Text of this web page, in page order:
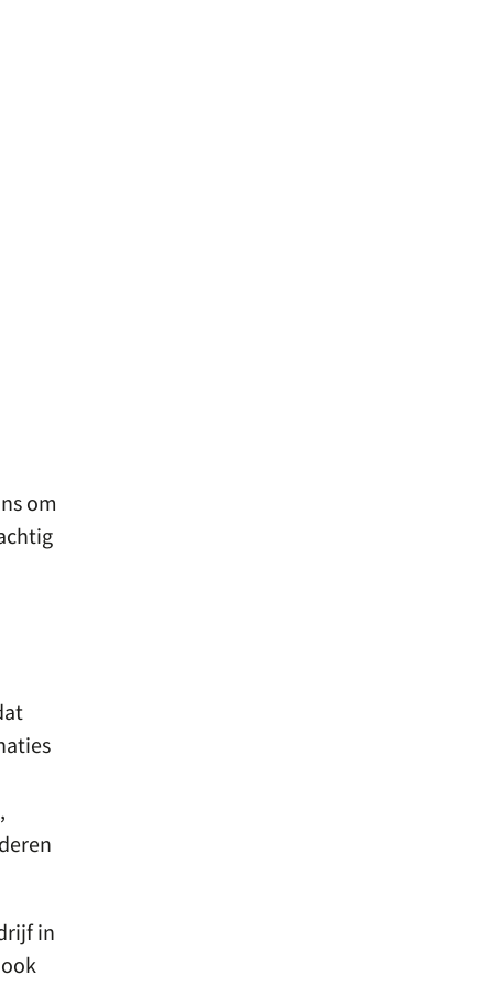
om
in